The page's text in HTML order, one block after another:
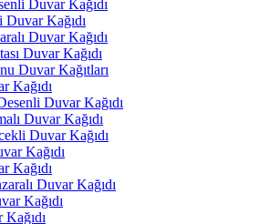
Duvar Kağıdı
Kağıdı
Duvar Kağıdı
Duvar Kağıdı
Duvar Kağıtları
Kağıdı
Duvar Kağıdı
Duvar Kağıdı
Duvar Kağıdı
Kağıdı
Kağıdı
Duvar Kağıdı
Kağıdı